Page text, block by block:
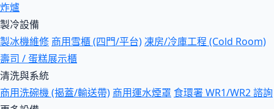
炸爐
製冷設備
製冰機維修 商用雪櫃 (四門/平台)凍房/冷庫工程 (Cold Room)
壽司 / 蛋糕展示櫃
清洗與系統
商用洗碗機 (揭蓋/輸送帶) 商用運水煙罩 食環署 WR1/WR2 諮詢